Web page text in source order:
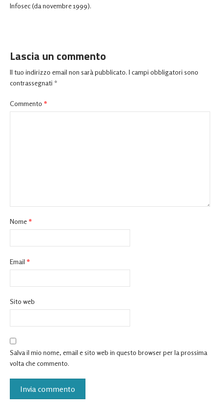
Infosec (da novembre 1999).
Lascia un commento
Il tuo indirizzo email non sarà pubblicato. I campi obbligatori sono
contrassegnati *
Commento *
Nome *
Email *
Sito web
Salva il mio nome, email e sito web in questo browser per la prossima
volta che commento.